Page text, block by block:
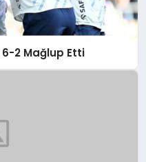
6-2 Mağlup Etti